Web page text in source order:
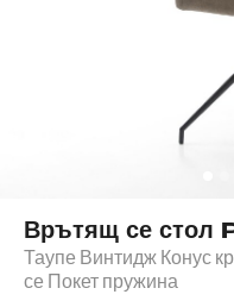
Врътящ се стол
Таупе Винтидж Конус
се Покет пружина